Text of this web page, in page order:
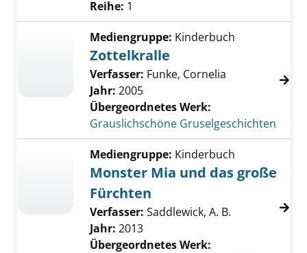
Reihe: 1
Mediengruppe: Kinderbuch
Zottelkralle
Verfasser: Funke, Cornelia
Jahr: 2005
Übergeordnetes Werk:
Grauslichschöne Gruselgeschichten
Mediengruppe: Kinderbuch
Monster Mia und das große
Fürchten
Verfasser: Saddlewick, A. B.
Jahr: 2013
Übergeordnetes Werk: